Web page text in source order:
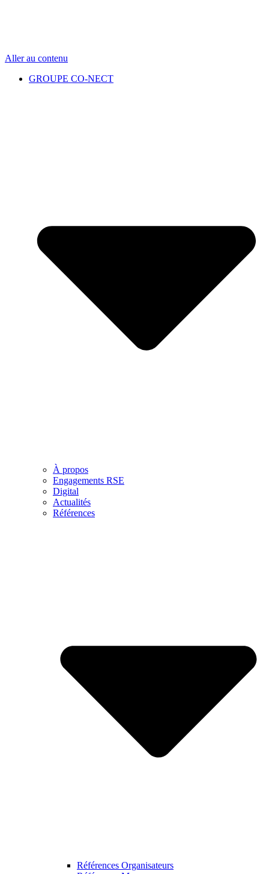
Aller au contenu
GROUPE CO-NECT
À propos
Engagements RSE
Digital
Actualités
Références
Références Organisateurs